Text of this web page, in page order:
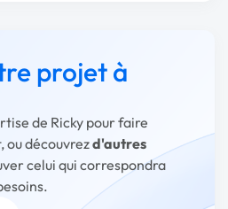
projet à
de Ricky pour faire
ou découvrezd'autres
celui qui correspondra